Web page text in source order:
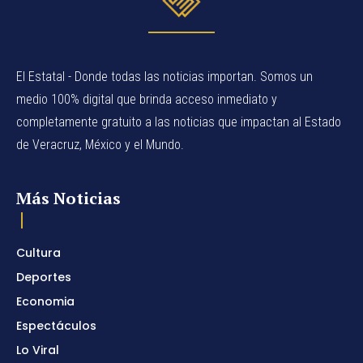
El Estatal - Donde todas las noticias importan. Somos un
medio 100% digital que brinda acceso inmediato y
completamente gratuito a las noticias que impactan al Estado
de Veracruz, México y el Mundo.
Más Noticias
Cultura
Deportes
Economia
Espectáculos
Lo Viral